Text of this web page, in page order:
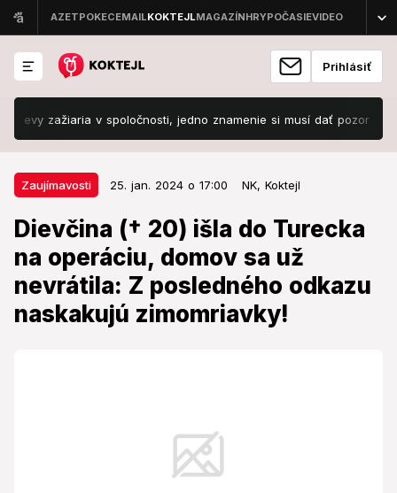
Prihlásiť
v spoločnosti, jedno znamenie si musí dať pozor na skryté
Zaujímavosti 25. jan. 2024 o 17:00 NK, Koktejl
Dievčina († 20) išla do Turecka
na operáciu, domov sa už
nevrátila: Z posledného odkazu
naskakujú zimomriavky!
Zaujímavosti 25. jan. 2024 o 17:00
Dievčina († 20) išla do Turecka na
operáciu, domov sa už nevrátila: Z
posledného odkazu naskakujú
zimomriavky!